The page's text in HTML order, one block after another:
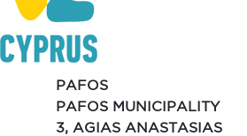
PAFOS
PAFOS MUNICIPALITY
3, AGIAS ANASTASIAS